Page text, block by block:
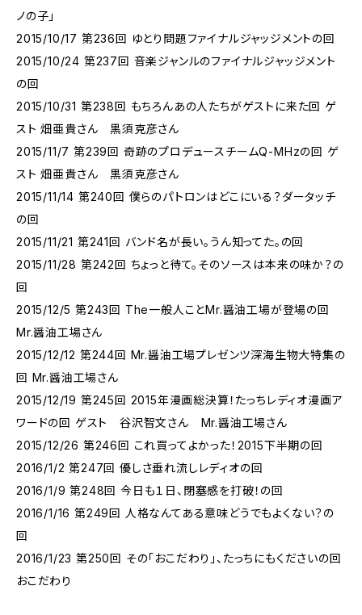
ノの子」
2015/10/17 第236回 ゆとり問題ファイナルジャッジメントの回
2015/10/24 第237回 音楽ジャンルのファイナルジャッジメント
の回
2015/10/31 第238回 もちろんあの人たちがゲストに来た回 ゲ
スト 畑亜貴さん 黒須克彦さん
2015/11/7 第239回 奇跡のプロデュースチームQ-MHzの回 ゲ
スト 畑亜貴さん 黒須克彦さん
2015/11/14 第240回 僕らのパトロンはどこにいる？ダータッチ
の回
2015/11/21 第241回 バンド名が長い。うん知ってた。の回
2015/11/28 第242回 ちょっと待て。そのソースは本来の味か？の
回
2015/12/5 第243回 The一般人ことMr.醤油工場が登場の回
Mr.醤油工場さん
2015/12/12 第244回 Mr.醤油工場プレゼンツ深海生物大特集の
回 Mr.醤油工場さん
2015/12/19 第245回 2015年漫画総決算！たっちレディオ漫画ア
ワードの回 ゲスト 谷沢智文さん Mr.醤油工場さん
2015/12/26 第246回 これ買ってよかった！2015下半期の回
2016/1/2 第247回 優しさ垂れ流しレディオの回
2016/1/9 第248回 今日も１日、閉塞感を打破！の回
2016/1/16 第249回 人格なんてある意味どうでもよくない？の
回
2016/1/23 第250回 その「おこだわり」、たっちにもくださいの回
おこだわり